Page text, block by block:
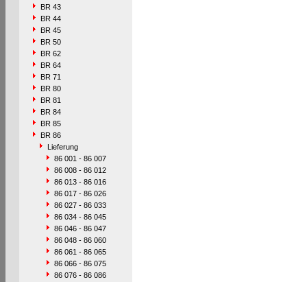
BR 43
BR 44
BR 45
BR 50
BR 62
BR 64
BR 71
BR 80
BR 81
BR 84
BR 85
BR 86
Lieferung
86 001 - 86 007
86 008 - 86 012
86 013 - 86 016
86 017 - 86 026
86 027 - 86 033
86 034 - 86 045
86 046 - 86 047
86 048 - 86 060
86 061 - 86 065
86 066 - 86 075
86 076 - 86 086